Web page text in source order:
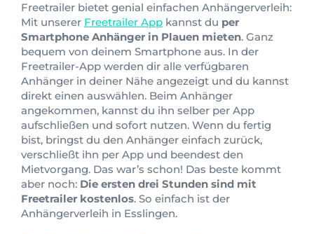
Freetrailer bietet genial einfachen Anhängerverleih:
Mit unserer Freetrailer App kannst du per
Smartphone Anhänger in Plauen mieten. Ganz
bequem von deinem Smartphone aus. In der
Freetrailer-App werden dir alle verfügbaren
Anhänger in deiner Nähe angezeigt und du kannst
direkt einen auswählen. Beim Anhänger
angekommen, kannst du ihn selber per App
aufschließen und sofort nutzen. Wenn du fertig
bist, bringst du den Anhänger einfach zurück,
verschließt ihn per App und beendest den
Mietvorgang. Das war’s schon! Das beste kommt
aber noch: Die ersten drei Stunden sind mit
Freetrailer kostenlos. So einfach ist der
Anhängerverleih in Esslingen.